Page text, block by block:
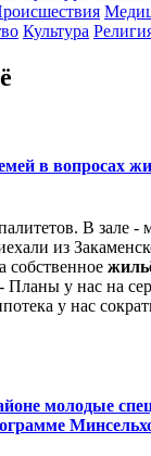
Культура
в вопросах
В зале -
из
собственное
Планы у нас на
у нас
молодые